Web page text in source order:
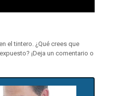
el tintero. ¿Qué crees que
¡Deja un comentario o